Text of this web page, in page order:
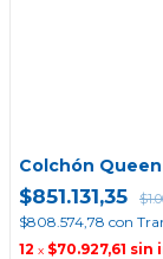
Colchón
$851.131,35
$808.574,78 con
12 x $70.927,61 sin